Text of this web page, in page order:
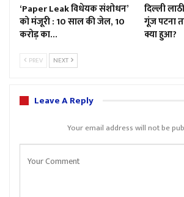
‘Paper Leak विधेयक संशोधन’
को मंजूरी : 10 साल की जेल, 10
करोड़ का…
दिल्ली
गूंज पटना
क्या हुआ?
PREV NEXT
Leave A Reply
Your email address will not be